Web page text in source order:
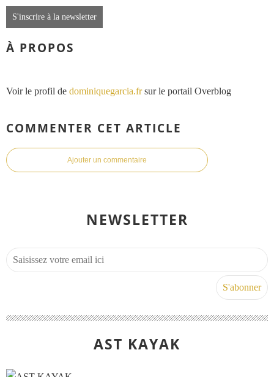
S'inscrire à la newsletter
À PROPOS
Voir le profil de dominiquegarcia.frsur le portail Overblog
COMMENTER CET ARTICLE
Ajouter un commentaire
NEWSLETTER
AST KAYAK